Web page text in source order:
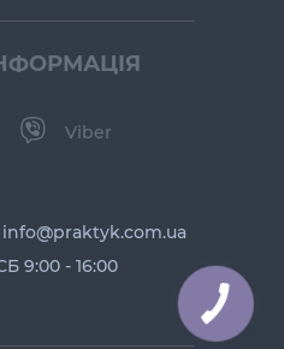
Viber
info@praktyk.com.ua
9:00 - 16:00
КНОПКА
ЗВ'ЯЗКУ